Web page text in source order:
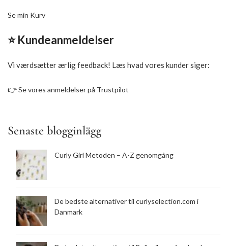
Se min Kurv
⭐ Kundeanmeldelser
Vi værdsætter ærlig feedback! Læs hvad vores kunder siger:
👉Se vores anmeldelser på Trustpilot
Senaste blogginlägg
Curly Girl Metoden – A-Z genomgång
De bedste alternativer til curlyselection.com i
Danmark